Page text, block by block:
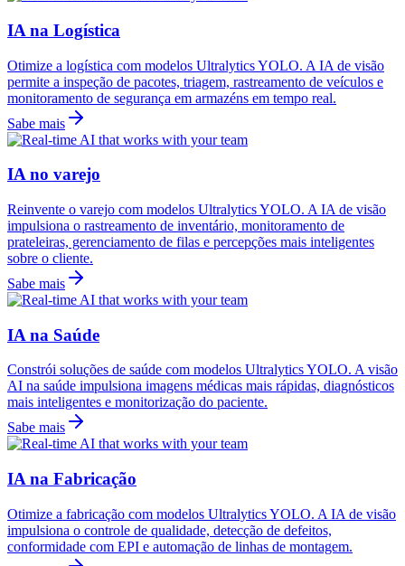
IA na Logística
Otimize a logística com modelos Ultralytics YOLO. A IA de visão
permite a inspeção de pacotes, triagem, rastreamento de veículos e
monitoramento de segurança em armazéns em tempo real.
Sabe mais
IA no varejo
Reinvente o varejo com modelos Ultralytics YOLO. A IA de visão
impulsiona o rastreamento de inventário, monitoramento de
prateleiras, gerenciamento de filas e percepções mais inteligentes
sobre o cliente.
Sabe mais
IA na Saúde
Constrói soluções de saúde com modelos Ultralytics YOLO. A visão
AI na saúde impulsiona imagens médicas mais rápidas, diagnósticos
mais inteligentes e monitorização do paciente.
Sabe mais
IA na Fabricação
Otimize a fabricação com modelos Ultralytics YOLO. A IA de visão
impulsiona o controle de qualidade, detecção de defeitos,
conformidade com EPI e automação de linhas de montagem.